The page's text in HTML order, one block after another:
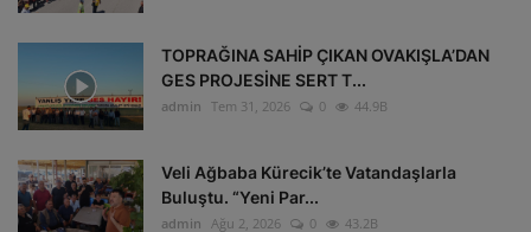
TOPRAĞINA SAHİP ÇIKAN OVAKIŞLA’DAN
GES PROJESİNE SERT T...
admin Tem 31, 2026 0 44.9B
Veli Ağbaba Kürecik’te Vatandaşlarla
Buluştu. “Yeni Par...
admin Ağu 2, 2026 0 43.2B